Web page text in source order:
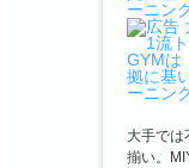
大手では
揃い。